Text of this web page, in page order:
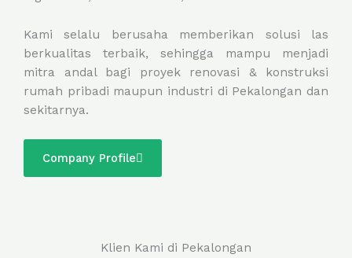
Kami selalu berusaha memberikan solusi las
berkualitas terbaik, sehingga mampu menjadi
mitra andal bagi proyek renovasi & konstruksi
rumah pribadi maupun industri di Pekalongan dan
sekitarnya.
Company Profile
Klien Kami di Pekalongan